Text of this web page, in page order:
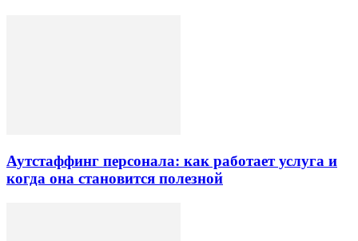
Аутстаффинг персонала: как работает услуга и
когда она становится полезной